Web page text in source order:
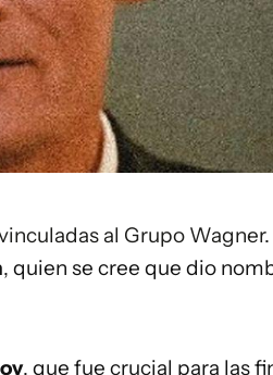
al Grupo Wagner.
, quien se cree que dio
, que fue crucial para las